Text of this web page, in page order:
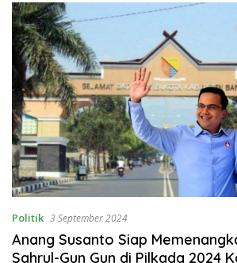
Politik 3 September 2024
Anang Susanto Siap
Sahrul-Gun Gun di Pilkada 2024